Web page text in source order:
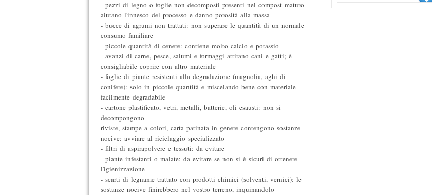
- pezzi di legno o foglie non decomposti presenti nel compost maturo
aiutano l'innesco del processo e danno porosità alla massa
- bucce di agrumi non trattati: non superare le quantità di un normale
consumo familiare
- piccole quantità di cenere: contiene molto calcio e potassio
- avanzi di carne, pesce, salumi e formaggi attirano cani e gatti; è
consigliabile coprire con altro materiale
- foglie di piante resistenti alla degradazione (magnolia, aghi di
conifere): solo in piccole quantità e miscelando bene con materiale
facilmente degradabile
- cartone plastificato, vetri, metalli, batterie, oli esausti: non si
decompongono
riviste, stampe a colori, carta patinata in genere contengono sostanze
nocive: avviare al riciclaggio specializzato
- filtri di aspirapolvere e tessuti: da evitare
- piante infestanti o malate: da evitare se non si è sicuri di ottenere
l'igienizzazione
- scarti di legname trattato con prodotti chimici (solventi, vernici): le
sostanze nocive finirebbero nel vostro terreno, inquinandolo